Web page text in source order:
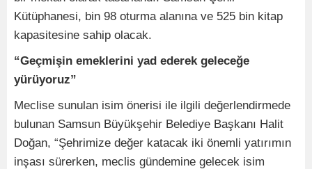
Kütüphanesi, bin 98 oturma alanına ve 525 bin kitap
kapasitesine sahip olacak.
“Geçmişin emeklerini yad ederek geleceğe
yürüyoruz”
Meclise sunulan isim önerisi ile ilgili değerlendirmede
bulunan Samsun Büyükşehir Belediye Başkanı Halit
Doğan, “Şehrimize değer katacak iki önemli yatırımın
inşası sürerken, meclis gündemine gelecek isim